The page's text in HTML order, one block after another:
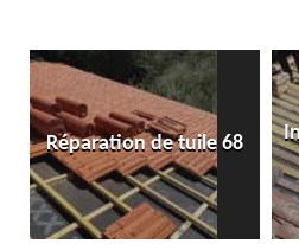
Réparation de tuile 68